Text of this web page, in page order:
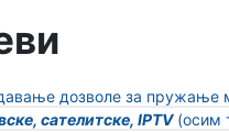
дозволе за пружање
сателитске, IPTV(осим